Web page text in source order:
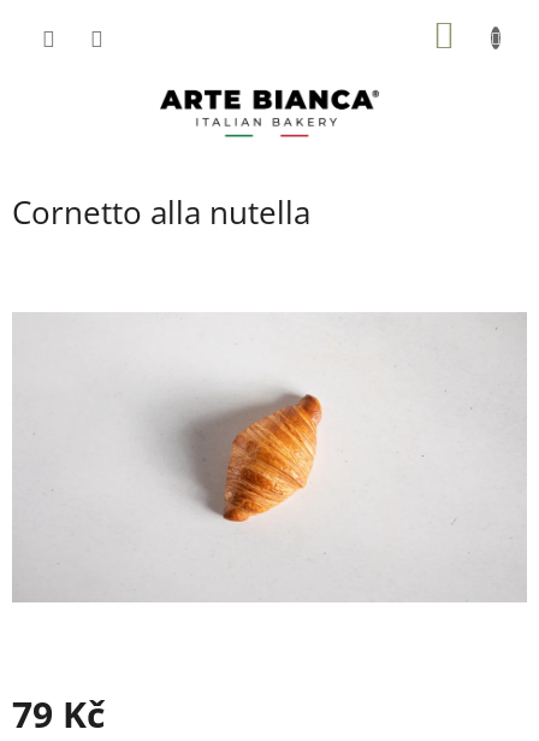
Cornetto alla nutella
79 Kč